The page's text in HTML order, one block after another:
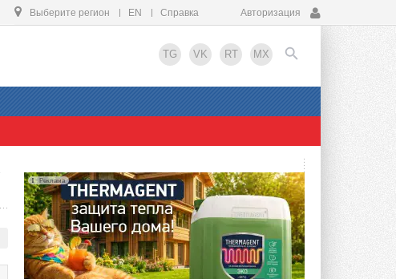
Выберите регион EN Справка Авторизация
TG VK RT MX
EN
Реклама